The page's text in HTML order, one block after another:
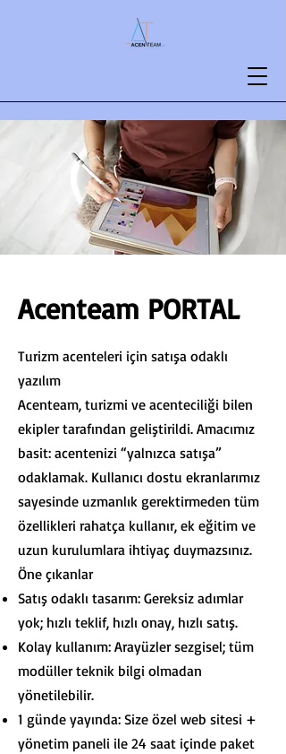
Acenteam PORTAL
Turizm acenteleri için satışa odaklı
yazılım
Acenteam, turizmi ve acenteciliği bilen
ekipler tarafından geliştirildi. Amacımız
basit: acentenizi “yalnızca satışa”
odaklamak. Kullanıcı dostu ekranlarımız
sayesinde uzmanlık gerektirmeden tüm
özellikleri rahatça kullanır, ek eğitim ve
uzun kurulumlara ihtiyaç duymazsınız.
Öne çıkanlar
Satış odaklı tasarım: Gereksiz adımlar
yok; hızlı teklif, hızlı onay, hızlı satış.
Kolay kullanım: Arayüzler sezgisel; tüm
modüller teknik bilgi olmadan
yönetilebilir.
1 günde yayında: Size özel web sitesi +
yönetim paneli ile 24 saat içinde paket